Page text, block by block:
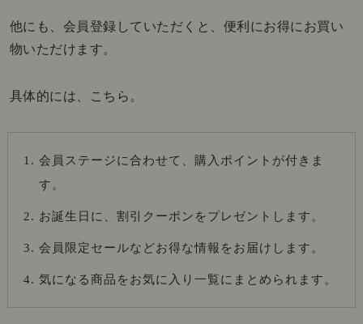
他にも、会員登録していただくと、便利にお得にお買い
物いただけます。
具体的には、こちら。
会員ステージに合わせて、購入ポイントが付きま
す。
お誕生日に、割引クーポンをプレゼントします。
会員限定セールなどお得な情報をお届けします。
気になる商品をお気に入り一覧にまとめられます。